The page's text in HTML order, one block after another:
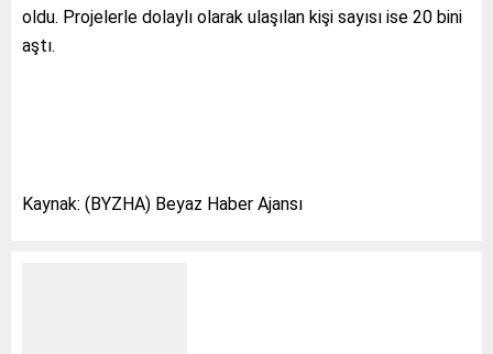
oldu. Projelerle dolaylı olarak ulaşılan kişi sayısı ise 20 bini
aştı.
Kaynak: (BYZHA) Beyaz Haber Ajansı